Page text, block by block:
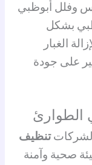
وفلل أبوظبي
بشكل
الغبار
على جودة
الطوارئ
الشركاتتنظيف
صحية وآمنة